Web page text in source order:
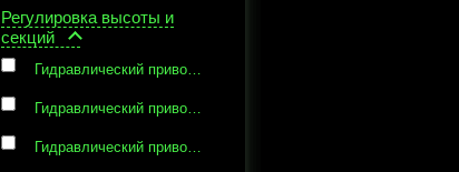
Регулировка высоты и
секций
Гидравлический привод, Винтовые ручки
Гидравлический привод, Газовая пружина
Гидравлический привод, Зубчатая рейка